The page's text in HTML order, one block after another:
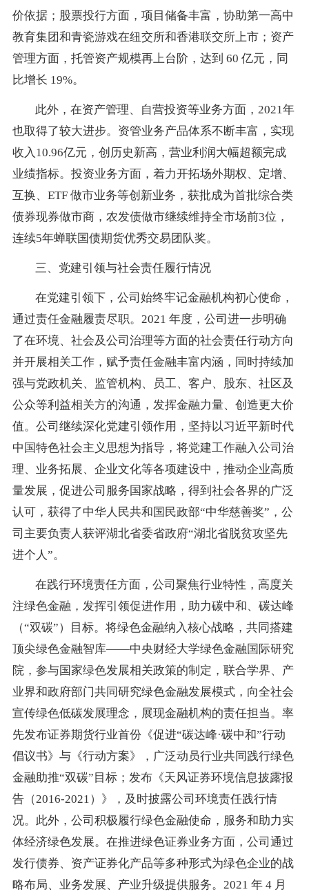
价依据；股票投行方面，项目储备丰富，协助第一高中
教育集团和青瓷游戏在纽交所和香港联交所上市；资产
管理方面，托管资产规模再上台阶，达到 60 亿元，同
比增长 19%。
此外，在资产管理、自营投资等业务方面，2021年
也取得了较大进步。资管业务产品体系不断丰富，实现
收入10.96亿元，创历史新高，营业利润大幅超额完成
业绩指标。投资业务方面，着力开拓场外期权、定增、
互换、ETF 做市业务等创新业务，获批成为首批综合类
债券现券做市商，农发债做市继续维持全市场前3位，
连续5年蝉联国债期货优秀交易团队奖。
三、党建引领与社会责任履行情况
在党建引领下，公司始终牢记金融机构初心使命，
通过责任金融履责尽职。2021 年度，公司进一步明确
了在环境、社会及公司治理等方面的社会责任行动方向
并开展相关工作，赋予责任金融丰富内涵，同时持续加
强与党政机关、监管机构、员工、客户、股东、社区及
公众等利益相关方的沟通，发挥金融力量、创造更大价
值。公司继续深化党建引领作用，坚持以习近平新时代
中国特色社会主义思想为指导，将党建工作融入公司治
理、业务拓展、企业文化等各项建设中，推动企业高质
量发展，促进公司服务国家战略，得到社会各界的广泛
认可，获得了中华人民共和国民政部“中华慈善奖”，公
司主要负责人获评湖北省委省政府“湖北省脱贫攻坚先
进个人”。
在践行环境责任方面，公司聚焦行业特性，高度关
注绿色金融，发挥引领促进作用，助力碳中和、碳达峰
（“双碳”）目标。将绿色金融纳入核心战略，共同搭建
顶尖绿色金融智库——中央财经大学绿色金融国际研究
院，参与国家绿色发展相关政策的制定，联合学界、产
业界和政府部门共同研究绿色金融发展模式，向全社会
宣传绿色低碳发展理念，展现金融机构的责任担当。率
先发布证券期货行业首份《促进“碳达峰·碳中和”行动
倡议书》与《行动方案》，广泛动员行业共同践行绿色
金融助推“双碳”目标；发布《天风证券环境信息披露报
告（2016-2021）》，及时披露公司环境责任践行情
况。此外，公司积极履行绿色金融使命，服务和助力实
体经济绿色发展。在推进绿色证券业务方面，公司通过
发行债券、资产证券化产品等多种形式为绿色企业的战
略布局、业务发展、产业升级提供服务。2021 年 4 月